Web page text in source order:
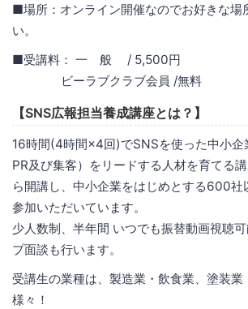
■場所：オンライン開催なのでお好きな場
い。
■受講料： 一 般 / 5,500円
ビーラブクラブ会員 /無料
【SNS広報担当養成講座とは？】
16時間(4時間×4回)でSNSを使った中小企
PR及び集客）をリードする人材を育てる
ら開講し、中小企業をはじめとする600社
参加いただいています。
少人数制、半年間 いつでも振替動画視聴
プ面談も行います。
受講生の業種は、製造業・飲食業、塗装業
様々！